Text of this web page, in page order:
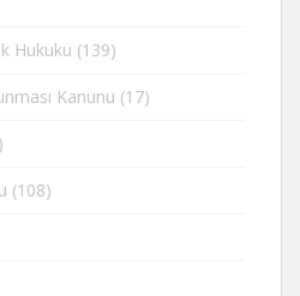
Hukuku (139)
Kanunu (17)
(108)